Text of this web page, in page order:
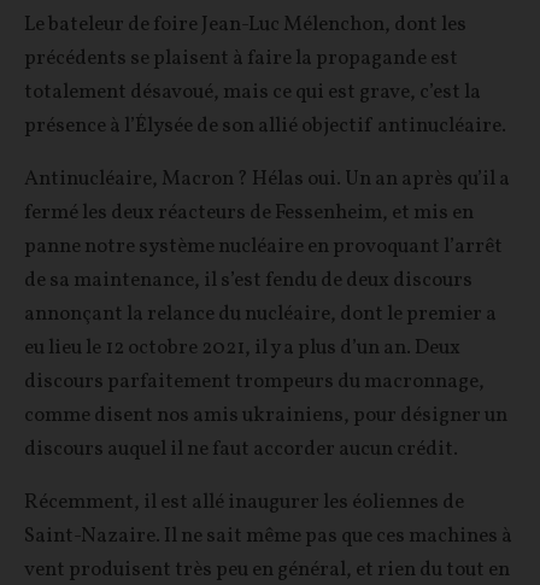
Le bateleur de foire Jean-Luc Mélenchon, dont les
précédents se plaisent à faire la propagande est
totalement désavoué, mais ce qui est grave, c’est la
présence à l’Élysée de son allié objectif antinucléaire.
Antinucléaire, Macron ? Hélas oui. Un an après qu’il a
fermé les deux réacteurs de Fessenheim, et mis en
panne notre système nucléaire en provoquant l’arrêt
de sa maintenance, il s’est fendu de deux discours
annonçant la relance du nucléaire, dont le premier a
eu lieu le 12 octobre 2021, il y a plus d’un an. Deux
discours parfaitement trompeurs du macronnage,
comme disent nos amis ukrainiens, pour désigner un
discours auquel il ne faut accorder aucun crédit.
Récemment, il est allé inaugurer les éoliennes de
Saint-Nazaire. Il ne sait même pas que ces machines à
vent produisent très peu en général, et rien du tout en